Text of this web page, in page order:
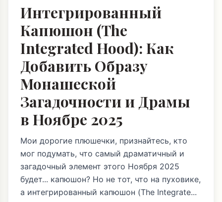
Интегрированный
Капюшон (The
Integrated Hood): Как
Добавить Образу
Монашеской
Загадочности и Драмы
в Ноябре 2025
Мои дорогие плюшечки, признайтесь, кто
мог подумать, что самый драматичный и
загадочный элемент этого Ноября 2025
будет... капюшон? Но не тот, что на пуховике,
а интегрированный капюшон (The Integrate...